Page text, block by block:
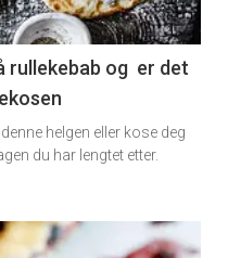
rullekebab og er det
helgen eller kose deg
du har lengtet etter.